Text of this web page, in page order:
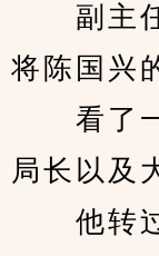
副主任
将陈国兴
看了一
局长以及
他转过